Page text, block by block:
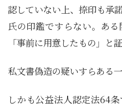
認していない上、捺印も承
氏の印鑑ですらない。あ
「事前に用意したもの」と
私文書偽造の疑いすらある一
しかも公益法人認定法64